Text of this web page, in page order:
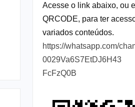
Acesse o link abaixo, ou
QRCODE, para ter
variados conteúdos.
https://whatsapp.com/
0029Va6S7EtDJ6H43
FcFzQ0B